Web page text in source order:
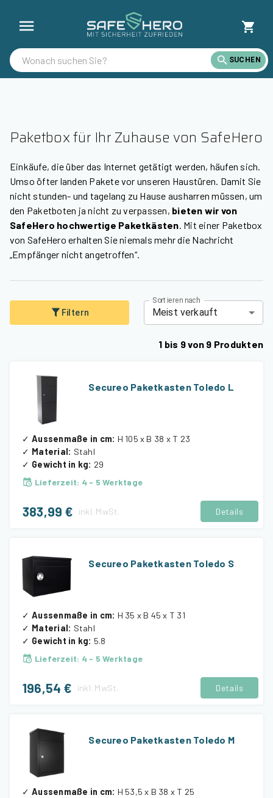
SUCHEN
Paketbox für Ihr Zuhause von SafeHero
Einkäufe, die über das Internet getätigt werden, häufen sich.
Umso öfter landen Pakete vor unseren Haustüren. Damit Sie
nicht stunden- und tagelang zu Hause ausharren müssen, um
den Paketboten ja nicht zu verpassen, bieten wir von
SafeHero hochwertige Paketkästen. Mit einer Paketbox
von SafeHero erhalten Sie niemals mehr die Nachricht
„Empfänger nicht angetroffen“.
Filtern
Sortieren nach
Meist verkauft
1 bis 9von 9 Produkten
Secureo Paketkasten Toledo L
✓ Aussenmaße in cm: H 105 x B 38 x T 23
✓ Material: Stahl
✓ Gewicht in kg: 29
Lieferzeit: 4 - 5 Werktage
383,99 € inkl. MwSt. Details
Secureo Paketkasten Toledo S
✓ Aussenmaße in cm: H 35 x B 45 x T 31
✓ Material: Stahl
✓ Gewicht in kg: 5.8
Lieferzeit: 4 - 5 Werktage
196,54 € inkl. MwSt. Details
Secureo Paketkasten Toledo M
✓ Aussenmaße in cm: H 53,5 x B 38 x T 25